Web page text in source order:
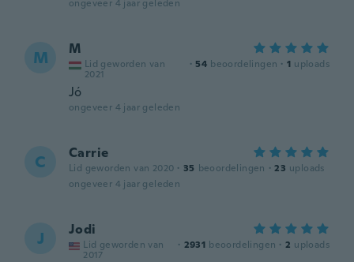
ongeveer 4 jaar geleden
M M
Lid geworden van
2021
· 54 beoordelingen · 1 uploads
Jó
ongeveer 4 jaar geleden
C Carrie
Lid geworden van 2020 · 35 beoordelingen · 23 uploads
ongeveer 4 jaar geleden
J Jodi
Lid geworden van
2017
· 2931 beoordelingen · 2 uploads